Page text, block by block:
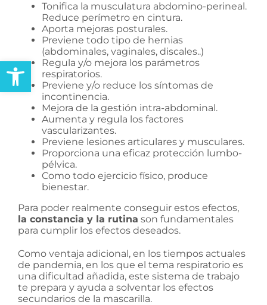
Abrir barra de herramientas
Tonifica la musculatura abdomino-perineal.
Reduce perímetro en cintura.
Aporta mejoras posturales.
Previene todo tipo de hernias
(abdominales, vaginales, discales..)
Regula y/o mejora los parámetros
respiratorios.
Previene y/o reduce los síntomas de
incontinencia.
Mejora de la gestión intra-abdominal.
Aumenta y regula los factores
vascularizantes.
Previene lesiones articulares y musculares.
Proporciona una eficaz protección lumbo-
pélvica.
Como todo ejercicio físico, produce
bienestar.
Para poder realmente conseguir estos efectos,
la constancia y la rutina son fundamentales
para cumplir los efectos deseados.
Como ventaja adicional, en los tiempos actuales
de pandemia, en los que el tema respiratorio es
una dificultad añadida, este sistema de trabajo
te prepara y ayuda a solventar los efectos
secundarios de la mascarilla.